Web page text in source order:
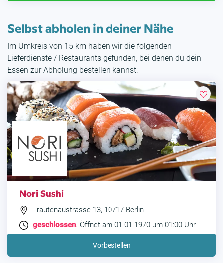
Selbst abholen in deiner Nähe
Im Umkreis von 15 km haben wir die folgenden
Lieferdienste / Restaurants gefunden, bei denen du dein
Essen zur Abholung bestellen kannst:
Nori Sushi
Trautenaustrasse 13, 10717 Berlin
geschlossen. Öffnet am 01.01.1970 um 01:00 Uhr
Vorbestellen